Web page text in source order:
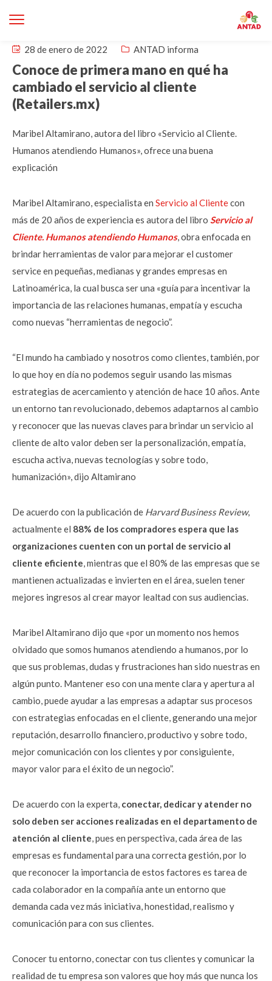
28 de enero de 2022 ANTAD informa
Conoce de primera mano en qué ha
cambiado el servicio al cliente
(Retailers.mx)
Maribel Altamirano, autora del libro «Servicio al Cliente.
Humanos atendiendo Humanos», ofrece una buena
explicación
Maribel Altamirano, especialista en Servicio al Clientecon
más de 20 años de experiencia es autora del libro Servicio al
Cliente. Humanos atendiendo Humanos, obra enfocada en
brindar herramientas de valor para mejorar el customer
service en pequeñas, medianas y grandes empresas en
Latinoamérica, la cual busca ser una «guía para incentivar la
importancia de las relaciones humanas, empatía y escucha
como nuevas “herramientas de negocio”.
“El mundo ha cambiado y nosotros como clientes, también, por
lo que hoy en día no podemos seguir usando las mismas
estrategias de acercamiento y atención de hace 10 años. Ante
un entorno tan revolucionado, debemos adaptarnos al cambio
y reconocer que las nuevas claves para brindar un servicio al
cliente de alto valor deben ser la personalización, empatía,
escucha activa, nuevas tecnologías y sobre todo,
humanización», dijo Altamirano
De acuerdo con la publicación de Harvard Business Review,
actualmente el 88% de los compradores espera que las
organizaciones cuenten con un portal de servicio al
cliente eficiente, mientras que el 80% de las empresas que se
mantienen actualizadas e invierten en el área, suelen tener
mejores ingresos al crear mayor lealtad con sus audiencias.
Maribel Altamirano dijo que «por un momento nos hemos
olvidado que somos humanos atendiendo a humanos, por lo
que sus problemas, dudas y frustraciones han sido nuestras en
algún punto. Mantener eso con una mente clara y apertura al
cambio, puede ayudar a las empresas a adaptar sus procesos
con estrategias enfocadas en el cliente, generando una mejor
reputación, desarrollo financiero, productivo y sobre todo,
mejor comunicación con los clientes y por consiguiente,
mayor valor para el éxito de un negocio”.
De acuerdo con la experta, conectar, dedicar y atender no
solo deben ser acciones realizadas en el departamento de
atención al cliente, pues en perspectiva, cada área de las
empresas es fundamental para una correcta gestión, por lo
que reconocer la importancia de estos factores es tarea de
cada colaborador en la compañía ante un entorno que
demanda cada vez más iniciativa, honestidad, realismo y
comunicación para con sus clientes.
Conocer tu entorno, conectar con tus clientes y comunicar la
realidad de tu empresa son valores que hoy más que nunca los